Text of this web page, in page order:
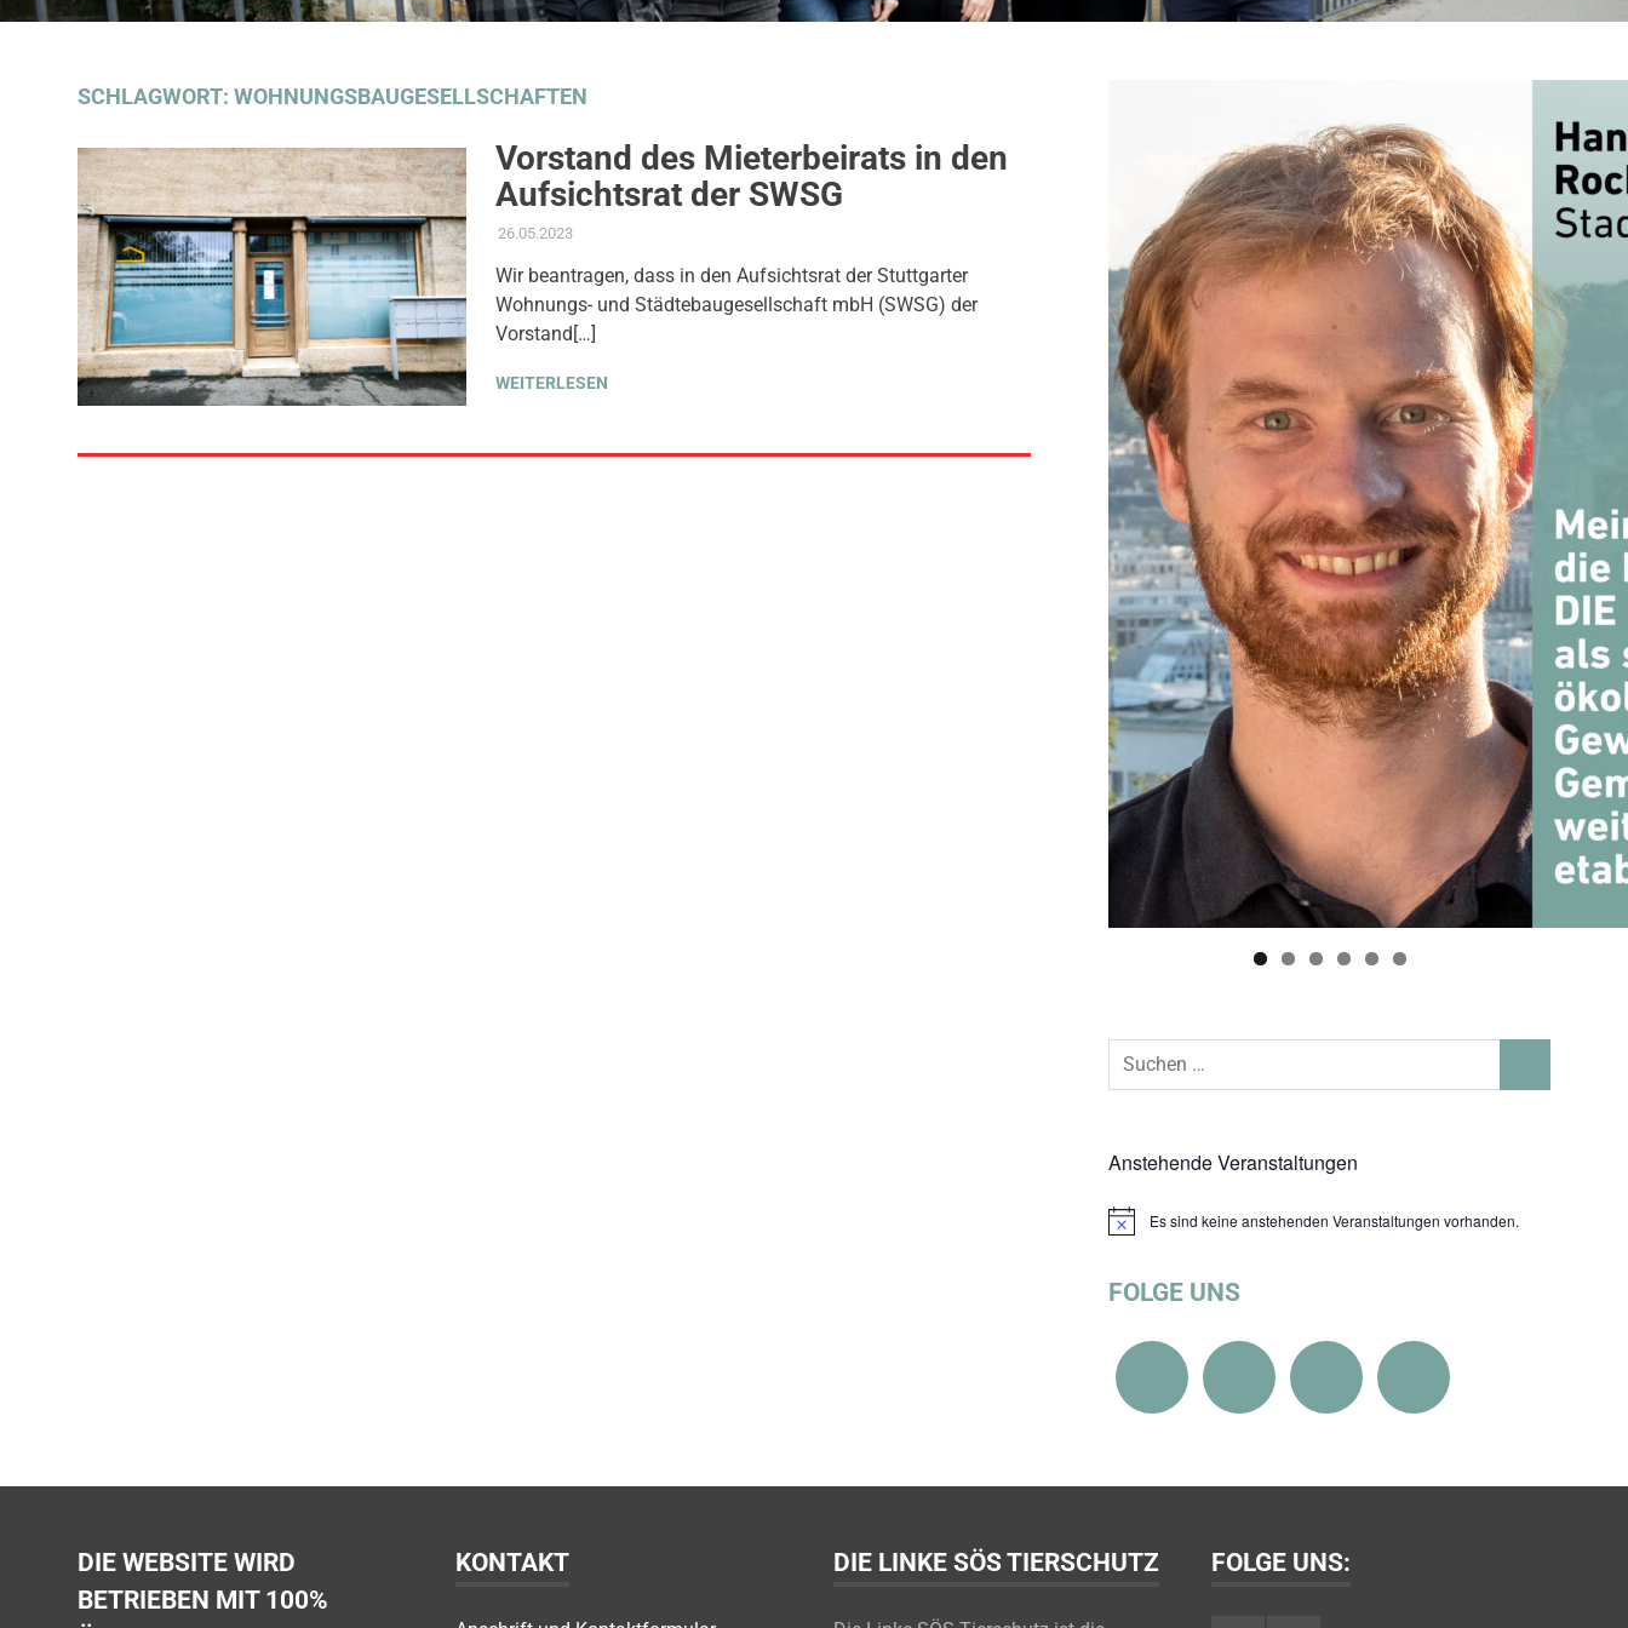
SCHLAGWORT: WOHNUNGSBAUGESELLSCHAFTEN
Vorstand des Mieterbeirats in den
Aufsichtsrat der SWSG
26.05.2023
Wir beantragen, dass in den Aufsichtsrat der Stuttgarter
Wohnungs- und Städtebaugesellschaft mbH (SWSG) der
Vorstand[…]
WEITERLESEN
Suchen
Anstehende Veranstaltungen
HinweisEs sind keine anstehenden Veranstaltungen vorhanden.
FOLGE UNS
DIE WEBSITE WIRD
BETRIEBEN MIT 100%
KONTAKT DIE LINKE SÖS TIERSCHUTZ FOLGE UNS: